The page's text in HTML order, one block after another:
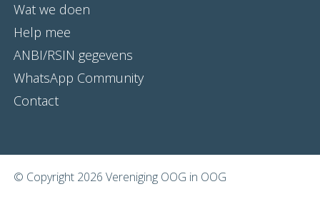
Wat we doen
Help mee
ANBI/RSIN gegevens
WhatsApp Community
Contact
© Copyright 2026 Vereniging OOG in OOG